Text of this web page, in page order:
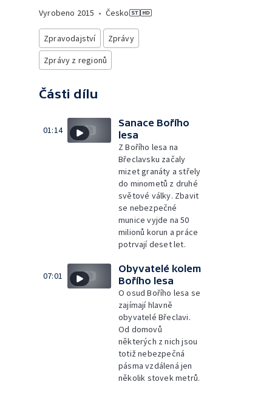
Vyrobeno 2015 • Česko
Zpravodajství
Zprávy
Zprávy z regionů
Části dílu
01:14
Sanace Bořího
lesa
Z Bořího lesa na
Břeclavsku začaly
mizet granáty a střely
do minometů z druhé
světové války. Zbavit
se nebezpečné
munice vyjde na 50
milionů korun a práce
potrvají deset let.
07:01
Obyvatelé kolem
Bořího lesa
O osud Bořího lesa se
zajímají hlavně
obyvatelé Břeclavi.
Od domovů
některých z nich jsou
totiž nebezpečná
pásma vzdálená jen
několik stovek metrů.